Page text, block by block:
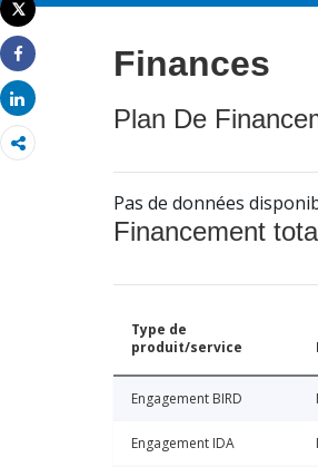
Imprimer
Tweet
Share
Share
Finances
Plan De
Pas de données
Financement
Type de
produit/service
Engagement BIRD
Engagement IDA